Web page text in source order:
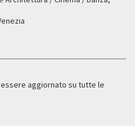
aggiornato su tutte le